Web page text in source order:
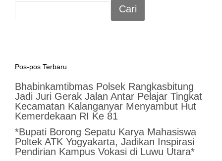
Cari
Pos-pos Terbaru
Bhabinkamtibmas Polsek Rangkasbitung
Jadi Juri Gerak Jalan Antar Pelajar Tingkat
Kecamatan Kalanganyar Menyambut Hut
Kemerdekaan RI Ke 81
*Bupati Borong Sepatu Karya Mahasiswa
Poltek ATK Yogyakarta, Jadikan Inspirasi
Pendirian Kampus Vokasi di Luwu Utara*